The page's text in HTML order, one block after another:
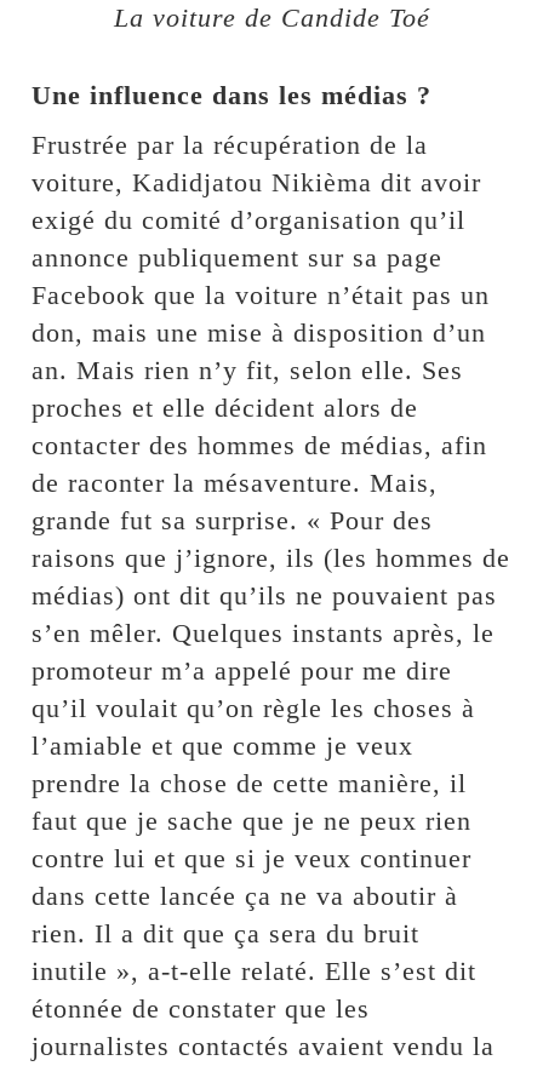
La voiture de Candide Toé
Une influence dans les médias ?
Frustrée par la récupération de la
voiture, Kadidjatou Nikièma dit avoir
exigé du comité d’organisation qu’il
annonce publiquement sur sa page
Facebook que la voiture n’était pas un
don, mais une mise à disposition d’un
an. Mais rien n’y fit, selon elle. Ses
proches et elle décident alors de
contacter des hommes de médias, afin
de raconter la mésaventure. Mais,
grande fut sa surprise. « Pour des
raisons que j’ignore, ils (les hommes de
médias) ont dit qu’ils ne pouvaient pas
s’en mêler. Quelques instants après, le
promoteur m’a appelé pour me dire
qu’il voulait qu’on règle les choses à
l’amiable et que comme je veux
prendre la chose de cette manière, il
faut que je sache que je ne peux rien
contre lui et que si je veux continuer
dans cette lancée ça ne va aboutir à
rien. Il a dit que ça sera du bruit
inutile », a-t-elle relaté. Elle s’est dit
étonnée de constater que les
journalistes contactés avaient vendu la